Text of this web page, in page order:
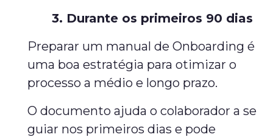
3. Durante os primeiros 90 dias
Preparar um manual de Onboarding é
uma boa estratégia para otimizar o
processo a médio e longo prazo.
O documento ajuda o colaborador a se
guiar nos primeiros dias e pode